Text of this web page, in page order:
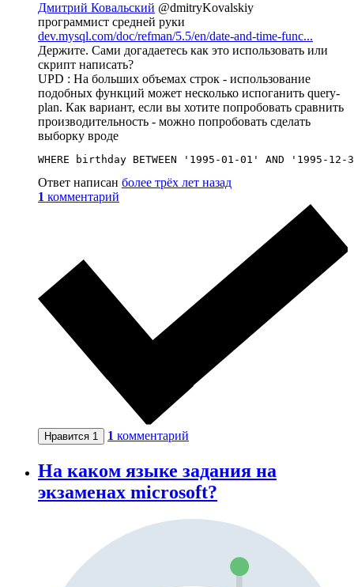
Дмитрий Ковальский @dmitryKovalskiy
программист средней руки
dev.mysql.com/doc/refman/5.5/en/date-and-time-func...
Держите. Сами догадаетесь как это использовать или
скрипт написать?
UPD : На больших объемах строк - использование
подобных функций может несколько испоганить query-
plan. Как вариант, если вы хотите попробовать сравнить
производительность - можно попробовать сделать
выборку вроде
WHERE birthday BETWEEN '1995-01-01' AND '1995-12-
Ответ написан более трёх лет назад
1 комментарий
Нравится 1 1 комментарий
На каком языке задания на
экзаменах microsoft?